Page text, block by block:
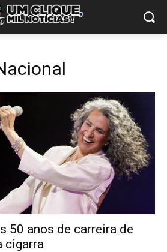
50 anos de carreira de
cigarra